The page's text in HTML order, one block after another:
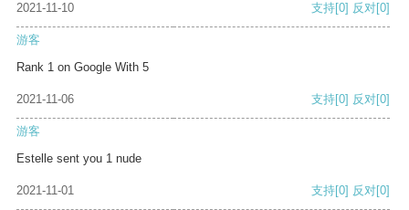
2021-11-10 支持[0] 反对[0]
游客
Rank 1 on Google With 5
2021-11-06 支持[0] 反对[0]
游客
Estelle sent you 1 nude
2021-11-01 支持[0] 反对[0]